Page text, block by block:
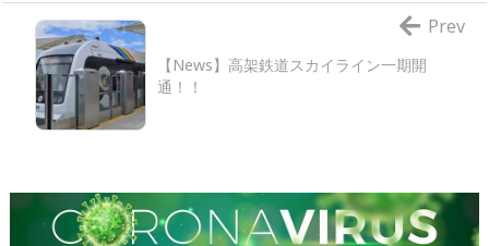
【News】高架鉄道スカイライン一期開
通！！
Prev